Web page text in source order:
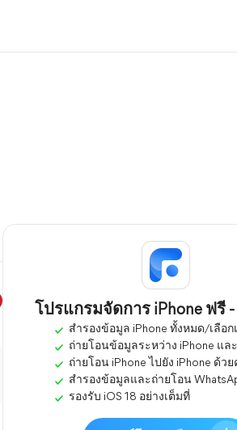
โปรแกรมจัดการ iPhone ฟรี -
สำรองข้อมูล iPhone ทั้งหมด/เลือก
ถ่ายโอนข้อมูลระหว่าง iPhone แล
ถ่ายโอน iPhone ไปยัง iPhone ด้วย
สำรองข้อมูลและถ่ายโอน
รองรับ iOS 18 อย่างเต็มที่